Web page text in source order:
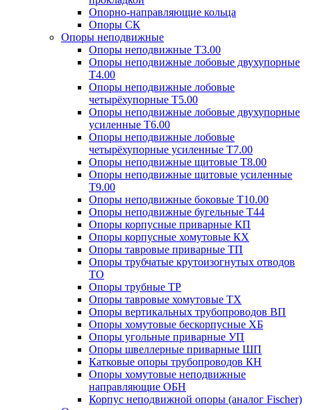
Опорно-направляющие кольца
Опоры СК
Опоры неподвижные
Опоры неподвижные Т3.00
Опоры неподвижные лобовые двухупорные
Т4.00
Опоры неподвижные лобовые
четырёхупорные Т5.00
Опоры неподвижные лобовые двухупорные
усиленные Т6.00
Опоры неподвижные лобовые
четырёхупорные усиленные Т7.00
Опоры неподвижные щитовые Т8.00
Опоры неподвижные щитовые усиленные
Т9.00
Опоры неподвижные боковые Т10.00
Опоры неподвижные бугельные Т44
Опоры корпусные приварные КП
Опоры корпусные хомутовые КХ
Опоры тавровые приварные ТП
Опоры трубчатые крутоизогнутых отводов
ТО
Опоры трубные ТР
Опоры тавровые хомутовые ТХ
Опоры вертикальных трубопроводов ВП
Опоры хомутовые бескорпусные ХБ
Опоры угольные приварные УП
Опоры швеллерные приварные ШП
Катковые опоры трубопроводов КН
Опоры хомутовые неподвижные
направляющие ОБН
Корпус неподвижной опоры (аналог Fischer)